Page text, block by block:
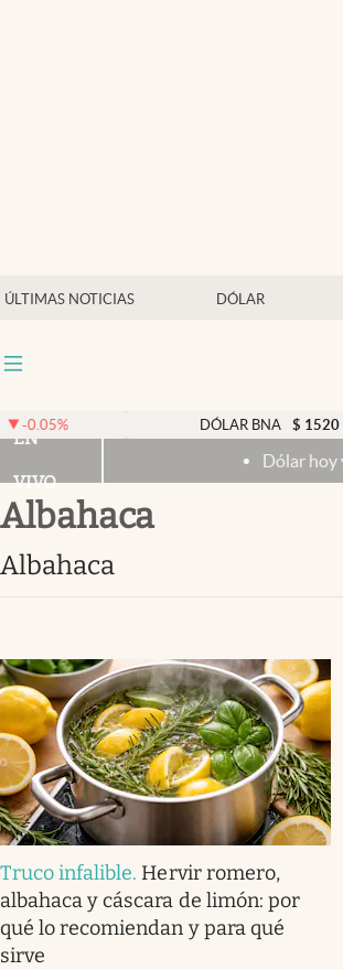
ÚLTIMAS NOTICIAS DÓLAR
Mercados Online
Otras secciones
Infotechnology
Eventos Corporativos
El Cronista Studio
Mediakit
abre en nueva pestaña
DÓLAR BNA $ 1520 0.33%
EN
VIVO
Dólar hoy y dólar blue
albahaca
albahaca
Truco infalible. Hervir romero,
albahaca y cáscara de limón: por
qué lo recomiendan y para qué
sirve